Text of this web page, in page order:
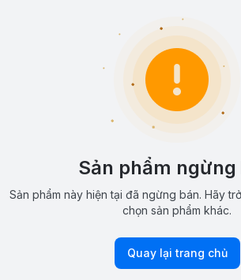
Sản phẩm ngừng
Sản phẩm này hiện tại đã ngừng bán. Hãy
chọn sản phẩm khác.
Quay lại trang chủ